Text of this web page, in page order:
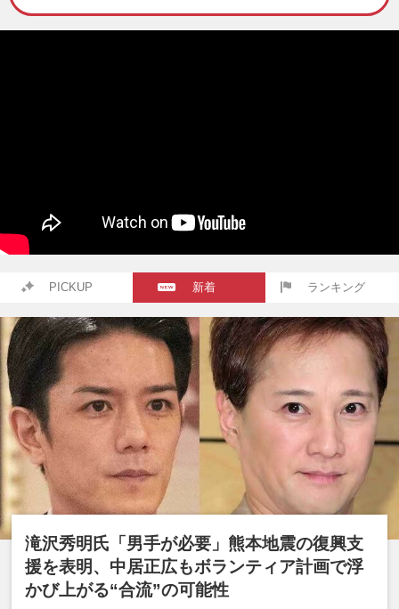
PICKUP 新着 ランキング
滝沢秀明氏「男手が必要」熊本地震の復興支
援を表明、中居正広もボランティア計画で浮
かび上がる“合流”の可能性